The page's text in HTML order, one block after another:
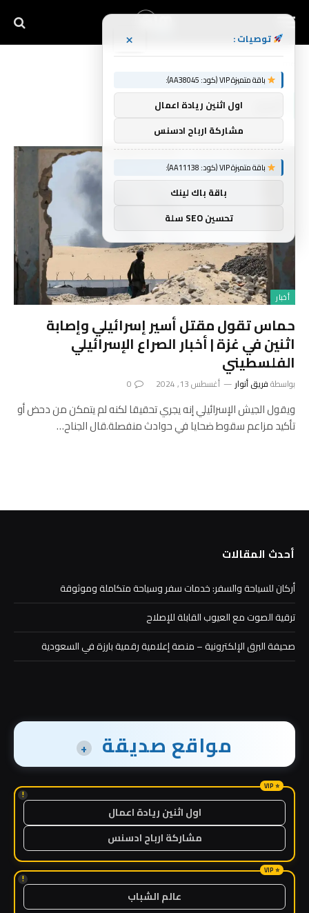
أخبار
حماس تقول مقتل أسير إسرائيلي وإصابة
اثنين في غزة | أخبار الصراع الإسرائيلي
الفلسطيني
بواسطةفريق أنوار أغسطس 13, 2024 0
ويقول الجيش الإسرائيلي إنه يجري تحقيقا لكنه لم يتمكن من دحض أو
تأكيد مزاعم سقوط ضحايا في حوادث منفصلة.قال الجناح…
أحدث المقالات
أركان للسياحة والسفر: خدمات سفر وسياحة متكاملة وموثوقة
ترقية الصوت مع العيوب القابلة للإصلاح
صحيفة البرق الإلكترونية – منصة إعلامية رقمية بارزة في السعودية
مواقع صديقة +
!
اول اثنين ريادة اعمال
مشاركة ارباح ادسنس
!
عالم الشباب
توصيات : ×
باقة متميزة VIP (كود: AA38045):
اول اثنين ريادة اعمال
مشاركة ارباح ادسنس
باقة متميزة VIP (كود: AA11138):
باقة باك لينك
تحسين SEO سلة